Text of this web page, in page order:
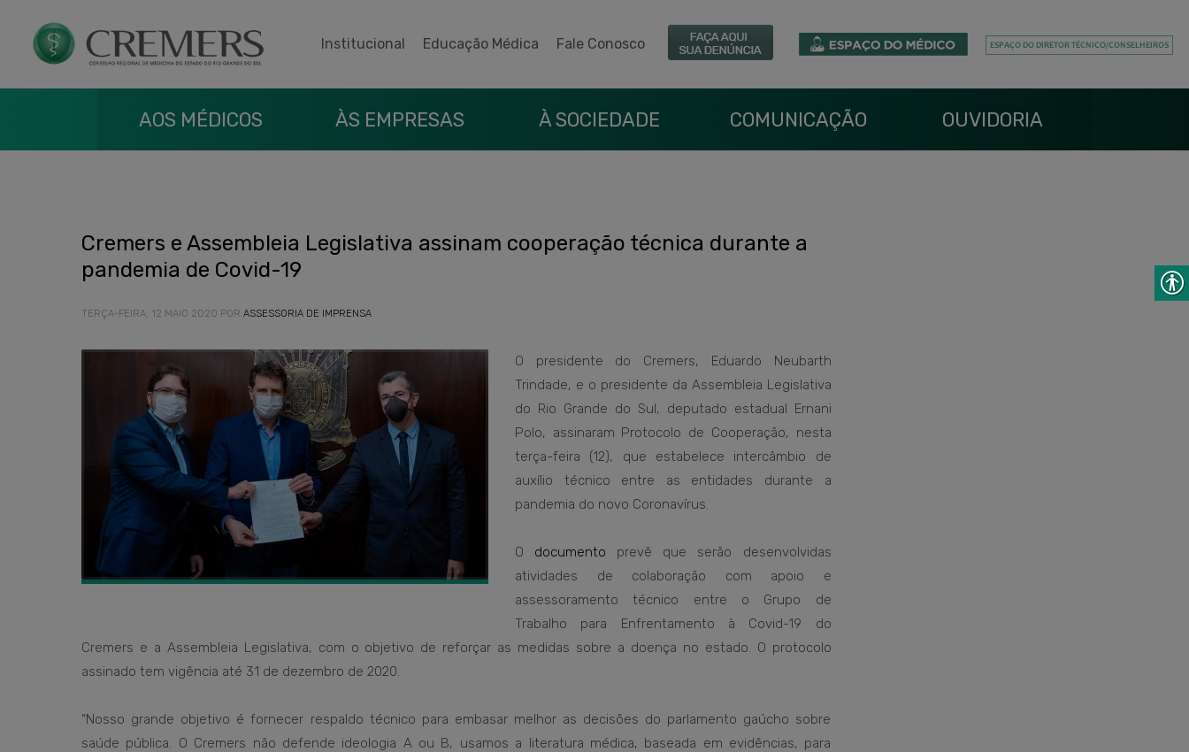
Institucional Educação Médica Fale Conosco
AOS MÉDICOS ÀS EMPRESAS À SOCIEDADE COMUNICAÇÃO OUVIDORIA
Cremers e Assembleia Legislativa assinam cooperação técnica durante a
pandemia de Covid-19
TERÇA-FEIRA, 12 MAIO 2020 POR ASSESSORIA DE IMPRENSA
O presidente do Cremers, Eduardo Neubarth
Trindade, e o presidente da Assembleia Legislativa
do Rio Grande do Sul, deputado estadual Ernani
Polo, assinaram Protocolo de Cooperação, nesta
terça-feira (12), que estabelece intercâmbio de
auxílio técnico entre as entidades durante a
pandemia do novo Coronavírus.
O documento prevê que serão desenvolvidas
atividades de colaboração com apoio e
assessoramento técnico entre o Grupo de
Trabalho para Enfrentamento à Covid-19 do
Cremers e a Assembleia Legislativa, com o objetivo de reforçar as medidas sobre a doença no estado. O protocolo
assinado tem vigência até 31 de dezembro de 2020.
“Nosso grande objetivo é fornecer respaldo técnico para embasar melhor as decisões do parlamento gaúcho sobre
saúde pública. O Cremers não defende ideologia A ou B, usamos a literatura médica, baseada em evidências, para